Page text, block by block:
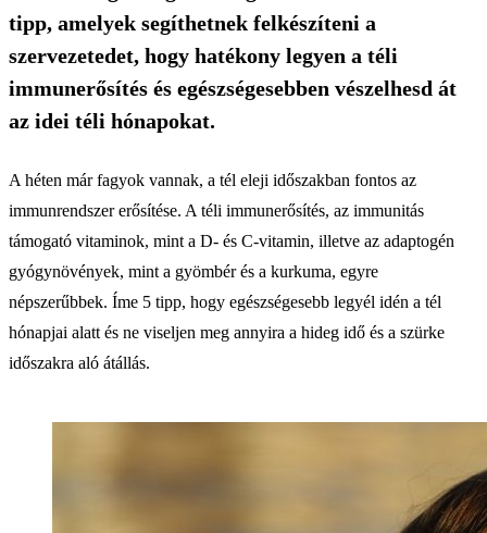
tipp, amelyek segíthetnek felkészíteni a
szervezetedet, hogy hatékony legyen a téli
immunerősítés és egészségesebben vészelhesd át
az idei téli hónapokat.
A héten már fagyok vannak, a tél eleji időszakban fontos az
immunrendszer erősítése. A téli immunerősítés, az immunitás
támogató vitaminok, mint a D- és C-vitamin, illetve az adaptogén
gyógynövények, mint a gyömbér és a kurkuma, egyre
népszerűbbek. Íme 5 tipp, hogy egészségesebb legyél idén a tél
hónapjai alatt és ne viseljen meg annyira a hideg idő és a szürke
időszakra aló átállás.